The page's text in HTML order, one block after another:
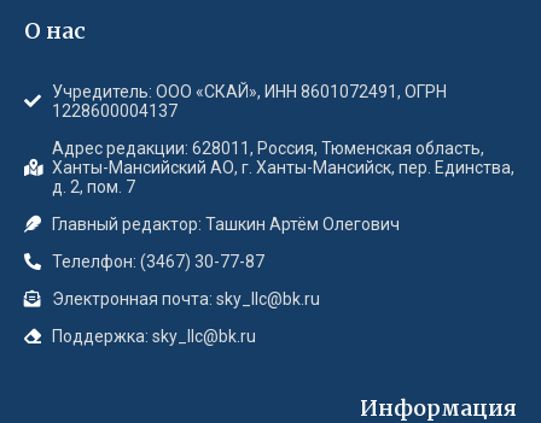
О нас
Учредитель: ООО «СКАЙ», ИНН 8601072491, ОГРН
1228600004137
Адрес редакции: 628011, Россия, Тюменская область,
Ханты-Мансийский АО, г. Ханты-Мансийск, пер. Единства,
д. 2, пом. 7
Главный редактор: Ташкин Артём Олегович
Телелфон: (3467) 30-77-87
Электронная почта: sky_llc@bk.ru
Поддержка: sky_llc@bk.ru
Информация